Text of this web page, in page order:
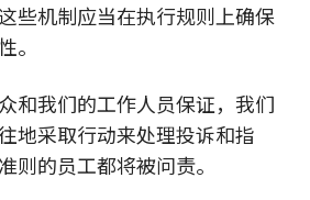
些机制应当在执行规则上确保
。
和我们的工作人员保证，我们
地采取行动来处理投诉和指
则的员工都将被问责。